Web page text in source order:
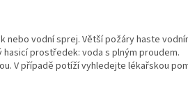
nebo vodní sprej. Větší požáry haste
prostředek: voda s plným proudem.
V případě potíží vyhledejte lékařskou